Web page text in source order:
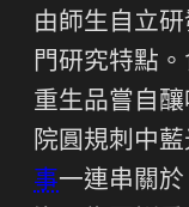
由師生自立
門研究特點
重生品嘗自
院圓規刺中
事一連串關